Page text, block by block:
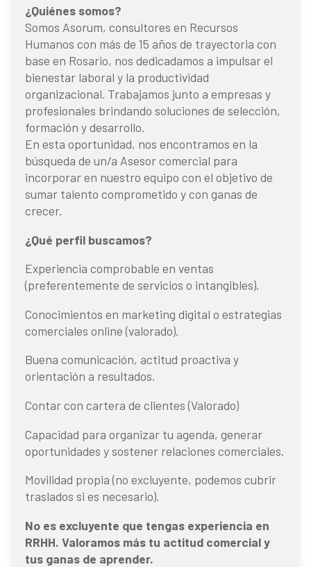
¿Quiénes somos?
Somos Asorum, consultores en Recursos
Humanos con más de 15 años de trayectoria con
base en Rosario, nos dedicadamos a impulsar el
bienestar laboral y la productividad
organizacional. Trabajamos junto a empresas y
profesionales brindando soluciones de selección,
formación y desarrollo.
En esta oportunidad, nos encontramos en la
búsqueda de un/a Asesor comercial para
incorporar en nuestro equipo con el objetivo de
sumar talento comprometido y con ganas de
crecer.
¿Qué perfil buscamos?
Experiencia comprobable en ventas
(preferentemente de servicios o intangibles).
Conocimientos en marketing digital o estrategias
comerciales online (valorado).
Buena comunicación, actitud proactiva y
orientación a resultados.
Contar con cartera de clientes (Valorado)
Capacidad para organizar tu agenda, generar
oportunidades y sostener relaciones comerciales.
Movilidad propia (no excluyente, podemos cubrir
traslados si es necesario).
No es excluyente que tengas experiencia en
RRHH. Valoramos más tu actitud comercial y
tus ganas de aprender.